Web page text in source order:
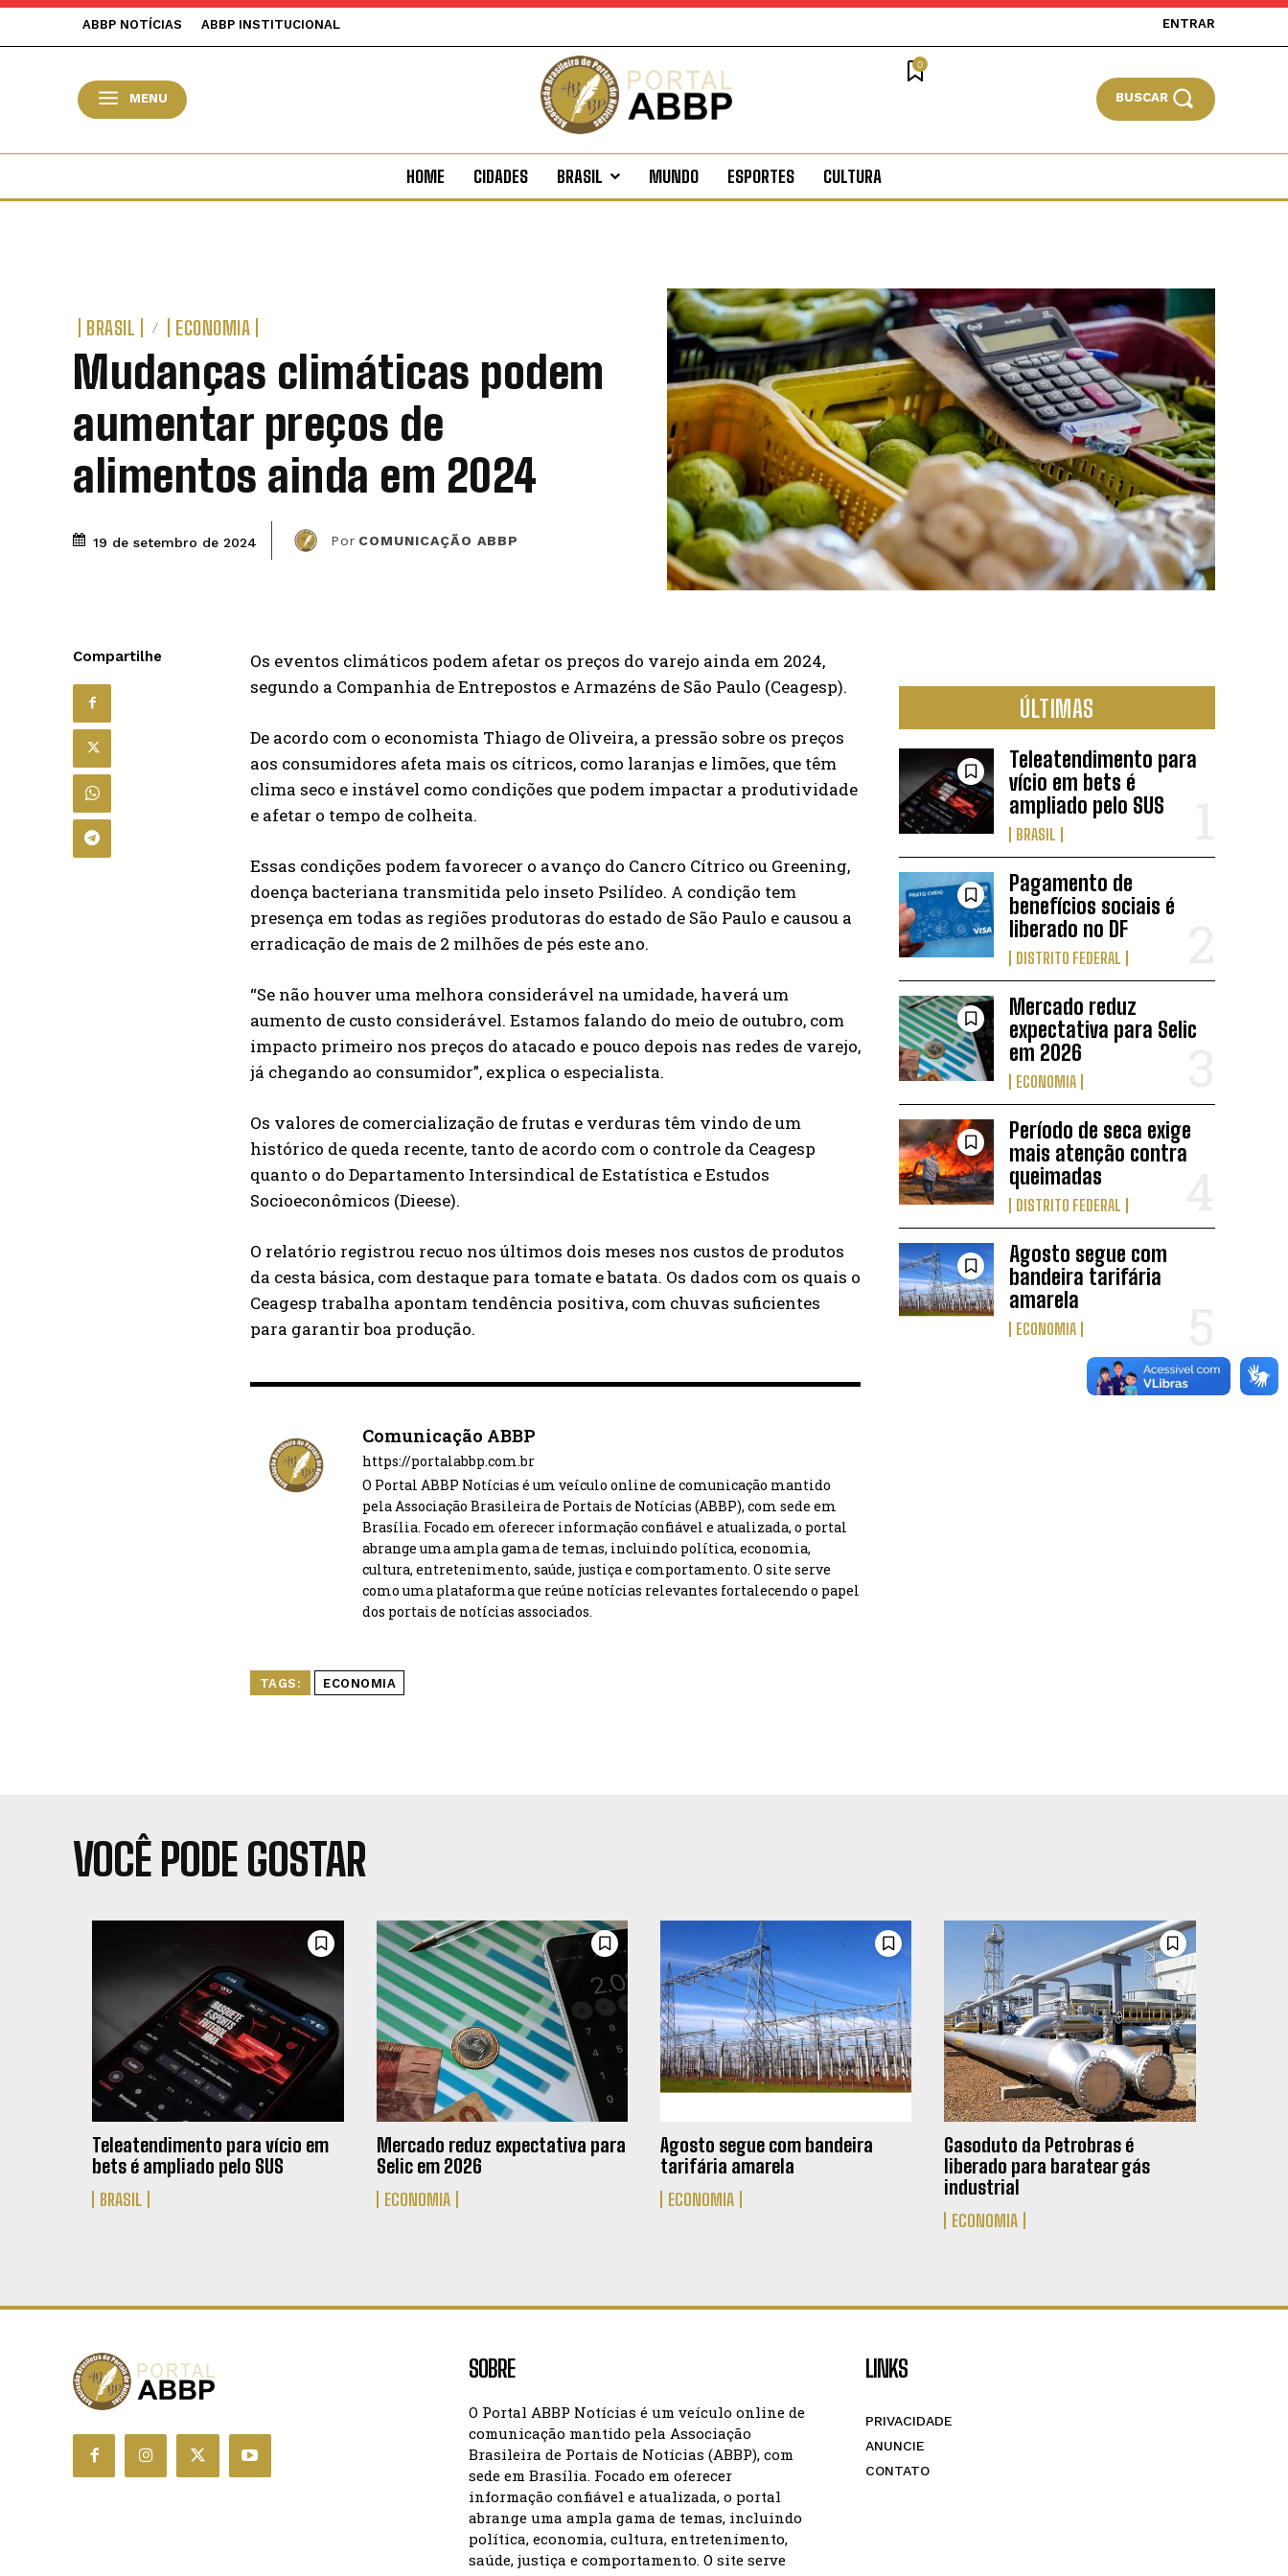
ABBP NOTÍCIAS ABBP INSTITUCIONAL ENTRAR
MENU
0
BUSCAR
HOME CIDADES BRASIL MUNDO ESPORTES CULTURA
BRASIL ECONOMIA
Mudanças climáticas podem
aumentar preços de
alimentos ainda em 2024
19 de setembro de 2024 Por COMUNICAÇÃO ABBP
Compartilhe
Os eventos climáticos podem afetar os preços do varejo ainda em 2024,
segundo a Companhia de Entrepostos e Armazéns de São Paulo (Ceagesp).
De acordo com o economista Thiago de Oliveira, a pressão sobre os preços
aos consumidores afeta mais os cítricos, como laranjas e limões, que têm
clima seco e instável como condições que podem impactar a produtividade
e afetar o tempo de colheita.
Essas condições podem favorecer o avanço do Cancro Cítrico ou Greening,
doença bacteriana transmitida pelo inseto Psilídeo. A condição tem
presença em todas as regiões produtoras do estado de São Paulo e causou a
erradicação de mais de 2 milhões de pés este ano.
“Se não houver uma melhora considerável na umidade, haverá um
aumento de custo considerável. Estamos falando do meio de outubro, com
impacto primeiro nos preços do atacado e pouco depois nas redes de varejo,
já chegando ao consumidor”, explica o especialista.
Os valores de comercialização de frutas e verduras têm vindo de um
histórico de queda recente, tanto de acordo com o controle da Ceagesp
quanto o do Departamento Intersindical de Estatística e Estudos
Socioeconômicos (Dieese).
O relatório registrou recuo nos últimos dois meses nos custos de produtos
da cesta básica, com destaque para tomate e batata. Os dados com os quais o
Ceagesp trabalha apontam tendência positiva, com chuvas suficientes
para garantir boa produção.
Comunicação ABBP
https://portalabbp.com.br
O Portal ABBP Notícias é um veículo online de comunicação mantido
pela Associação Brasileira de Portais de Notícias (ABBP), com sede em
Brasília. Focado em oferecer informação confiável e atualizada, o portal
abrange uma ampla gama de temas, incluindo política, economia,
cultura, entretenimento, saúde, justiça e comportamento. O site serve
como uma plataforma que reúne notícias relevantes fortalecendo o papel
dos portais de notícias associados.
TAGS: ECONOMIA
ÚLTIMAS
Teleatendimento para
vício em bets é
ampliado pelo SUS
BRASIL
Pagamento de
benefícios sociais é
liberado no DF
DISTRITO FEDERAL
Mercado reduz
expectativa para Selic
em 2026
ECONOMIA
Período de seca exige
mais atenção contra
queimadas
DISTRITO FEDERAL
Agosto segue com
bandeira tarifária
amarela
ECONOMIA
VOCÊ PODE GOSTAR
Teleatendimento para vício em
bets é ampliado pelo SUS
BRASIL
Mercado reduz expectativa para
Selic em 2026
ECONOMIA
Agosto segue com bandeira
tarifária amarela
ECONOMIA
Gasoduto da Petrobras é
liberado para baratear gás
industrial
ECONOMIA
SOBRE
O Portal ABBP Notícias é um veículo online de
comunicação mantido pela Associação
Brasileira de Portais de Notícias (ABBP), com
sede em Brasília. Focado em oferecer
informação confiável e atualizada, o portal
abrange uma ampla gama de temas, incluindo
política, economia, cultura, entretenimento,
saúde, justiça e comportamento. O site serve
LINKS
PRIVACIDADE
ANUNCIE
CONTATO